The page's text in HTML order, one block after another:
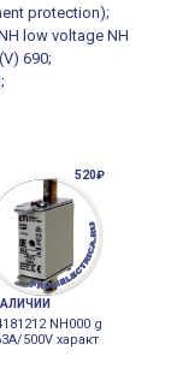
protection);
low voltage NH
690;
520₽
NH000 g
500V характ